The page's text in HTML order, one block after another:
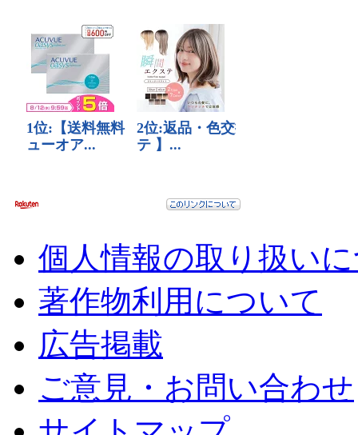
個人情報の取り扱い
著作物利用について
広告掲載
ご意見・お問い合わせ